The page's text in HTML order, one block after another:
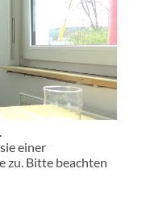
.
einer
zu. Bitte beachten